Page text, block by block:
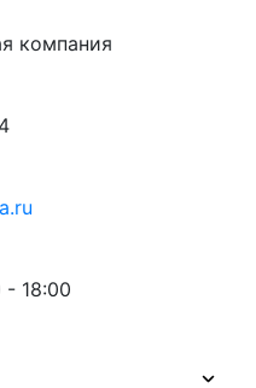
компания
- 18:00